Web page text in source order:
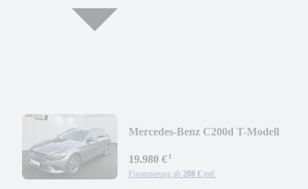
Mercedes-Benz C200d T-Modell
19.980 €¹
Finanzierung ab 208 € mtl.